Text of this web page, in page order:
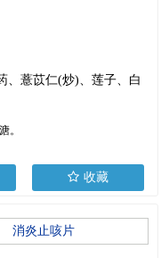
、薏苡仁(炒)、莲子、白
。
收藏